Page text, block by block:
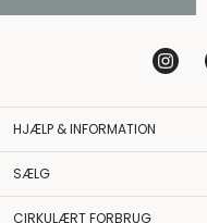
HJÆLP & INFORMATION
SÆLG
CIRKULÆRT FORBRUG